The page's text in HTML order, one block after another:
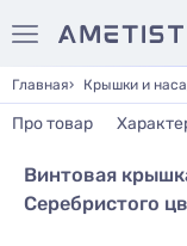
Главная Крышки и
Про товар
Винтовая
Серебристого